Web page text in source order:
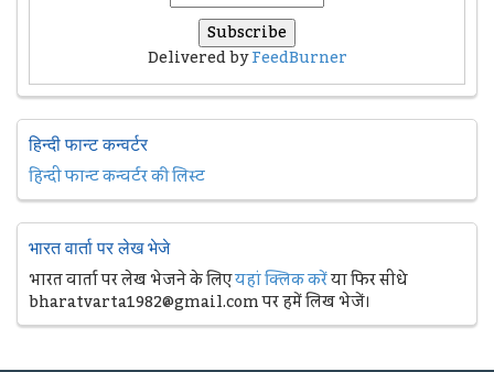
Delivered byFeedBurner
हिन्दी फान्ट कन्वर्टर
हिन्दी फान्ट कन्वर्टर की लिस्ट
भारत वार्ता पर लेख भेजे
भारत वार्ता पर लेख भेजने के लिएयहां क्लिक करेंया फिर सीधे
bharatvarta1982@gmail.com पर हमें लिख भेजें।